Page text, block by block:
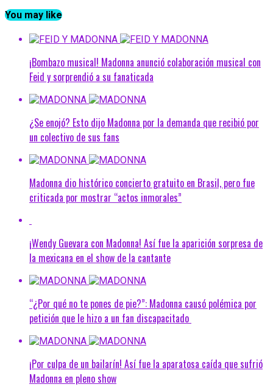
You may like
¡Bombazo musical! Madonna anunció colaboración musical con
Feid y sorprendió a su fanaticada
¿Se enojó? Esto dijo Madonna por la demanda que recibió por
un colectivo de sus fans
Madonna dio histórico concierto gratuito en Brasil, pero fue
criticada por mostrar “actos inmorales”
¡Wendy Guevara con Madonna! Así fue la aparición sorpresa de
la mexicana en el show de la cantante
“¿Por qué no te pones de pie?”: Madonna causó polémica por
petición que le hizo a un fan discapacitado
¡Por culpa de un bailarín! Así fue la aparatosa caída que sufrió
Madonna en pleno show